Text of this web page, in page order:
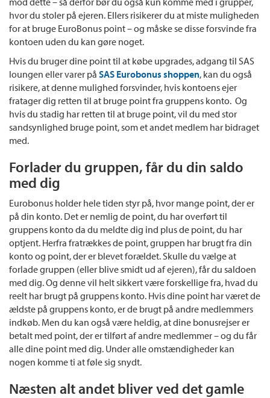
hvor du stoler på ejeren. Ellers risikerer du at miste muligheden
for at bruge EuroBonus point – og måske se disse forsvinde fra
kontoen uden du kan gøre noget.
Hvis du bruger dine point til at købe upgrades, adgang til SAS
loungen eller varer på SAS Eurobonus shoppen, kan du også
risikere, at denne mulighed forsvinder, hvis kontoens ejer
fratager dig retten til at bruge point fra gruppens konto. Og
hvis du stadig har retten til at bruge point, vil du med stor
sandsynlighed bruge point, som et andet medlem har bidraget
med.
Forlader du gruppen, får du din saldo
med dig
Eurobonus holder hele tiden styr på, hvor mange point, der er
på din konto. Det er nemlig de point, du har overført til
gruppens konto da du meldte dig ind plus de point, du har
optjent. Herfra fratrækkes de point, gruppen har brugt fra din
konto og point, der er blevet forældet. Skulle du vælge at
forlade gruppen (eller blive smidt ud af ejeren), får du saldoen
med dig. Og denne vil helt sikkert være forskellige fra, hvad du
reelt har brugt på gruppens konto. Hvis dine point har været de
ældste på gruppens konto, er de brugt på andre medlemmers
indkøb. Men du kan også være heldig, at dine bonusrejser er
betalt med point, der er tilført af andre medlemmer – og du får
alle dine point med dig. Under alle omstændigheder kan
nogen komme ti at føle sig snydt.
Næsten alt andet bliver ved det gamle